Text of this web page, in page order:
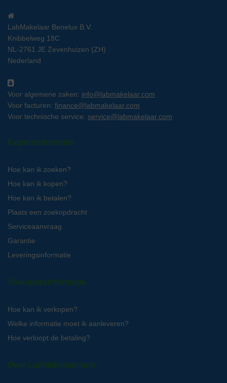
LabMakelaar Benelux B.V.
Knibbelweg 18C
NL-2761 JE Zevenhuizen (ZH)
Nederland
Voor algemene zaken: info@labmakelaar.com
Voor facturen: finance@labmakelaar.com
Voor technische service: service@labmakelaar.com
Kopersinformatie
Hoe kan ik zoeken?
Hoe kan ik kopen?
Hoe kan ik betalen?
Plaats een zoekopdracht
Serviceaanvraag
Garantie
Leveringsinformatie
Verkopersinformatie
Hoe kan ik verkopen?
Welke informatie moet ik aanleveren?
Hoe verloopt de betaling?
Over LabMakelaar.com